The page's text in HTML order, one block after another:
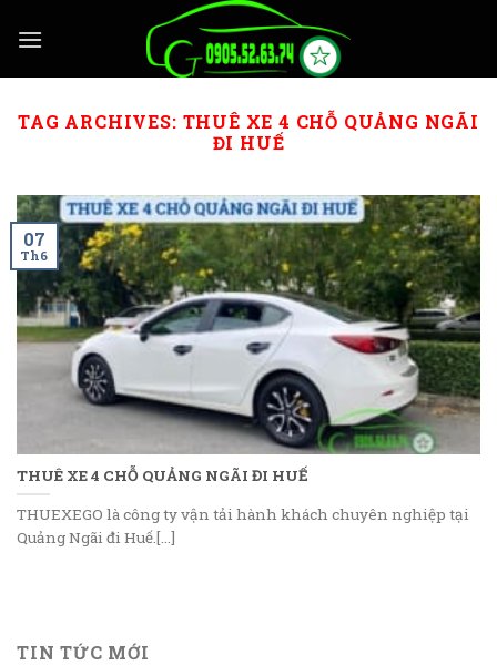
TAG ARCHIVES: THUÊ XE 4 CHỖ QUẢNG NGÃI
ĐI HUẾ
THUÊ XE 4 CHỖ QUẢNG NGÃI ĐI HUẾ
THUEXEGO là công ty vận tải hành khách chuyên nghiệp tại
Quảng Ngãi đi Huế.[...]
07
Th6
TIN TỨC MỚI